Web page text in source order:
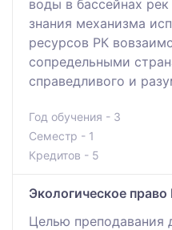
воды в бассейнах
знания механизма
ресурсов РК
сопредельными
справедливого и
Год обучения - 3
Семестр - 1
Кредитов - 5
Экологическое
Целью преподавания